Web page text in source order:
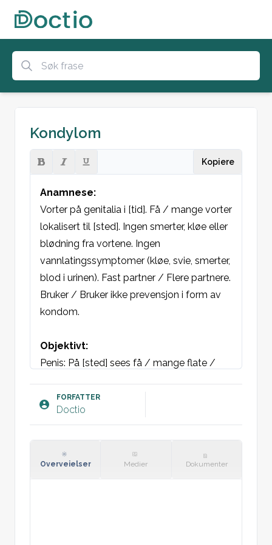
Kondylom
Kopiere
Anamnese:
Vorter på genitalia i [tid]. Få / mange vorter
lokalisert til [sted]. Ingen smerter, kløe eller
blødning fra vortene. Ingen
vannlatingssymptomer (kløe, svie, smerter,
blod i urinen). Fast partner / Flere partnere.
Bruker / Bruker ikke prevensjon i form av
kondom.
Objektivt:
Penis: På [sted] sees få / mange flate /
rødhet, hevelse eller sår.
Gynekologisk undersøkelse: På [sted] sees
uten tegn til patologi. Ingen blødning.
FORFATTER
Doctio
Overveielser Medier Dokumenter